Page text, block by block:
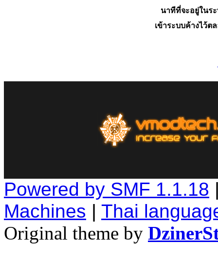
นาทีที่จะอยู่ในร
เข้าระบบค้างไว้ต
Powered by SMF 1.1.18
Machines | Thai
Original theme by